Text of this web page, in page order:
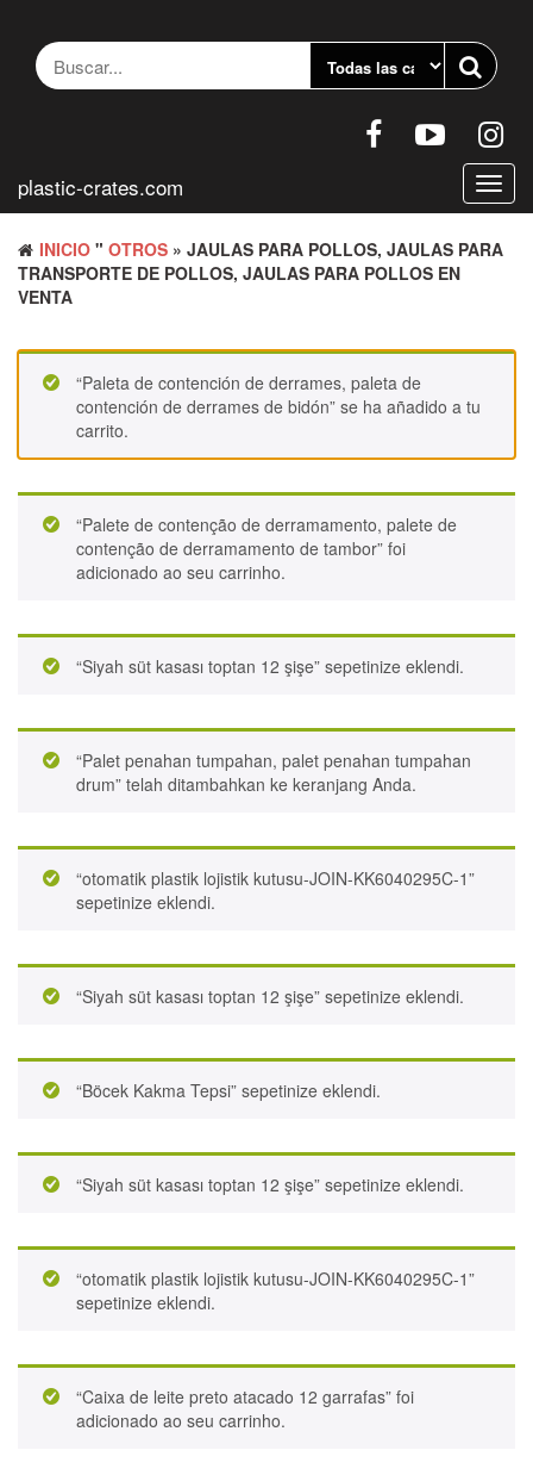
contenido
plastic-crates.com
INICIO " OTROS » JAULAS PARA POLLOS, JAULAS PARA
TRANSPORTE DE POLLOS, JAULAS PARA POLLOS EN
VENTA
“Paleta de contención de derrames, paleta de
contención de derrames de bidón” se ha añadido a tu
carrito.
“Palete de contenção de derramamento, palete de
contenção de derramamento de tambor” foi
adicionado ao seu carrinho.
“Siyah süt kasası toptan 12 şişe” sepetinize eklendi.
“Palet penahan tumpahan, palet penahan tumpahan
drum” telah ditambahkan ke keranjang Anda.
“otomatik plastik lojistik kutusu-JOIN-KK6040295C-1”
sepetinize eklendi.
“Siyah süt kasası toptan 12 şişe” sepetinize eklendi.
“Böcek Kakma Tepsi” sepetinize eklendi.
“Siyah süt kasası toptan 12 şişe” sepetinize eklendi.
“otomatik plastik lojistik kutusu-JOIN-KK6040295C-1”
sepetinize eklendi.
“Caixa de leite preto atacado 12 garrafas” foi
adicionado ao seu carrinho.